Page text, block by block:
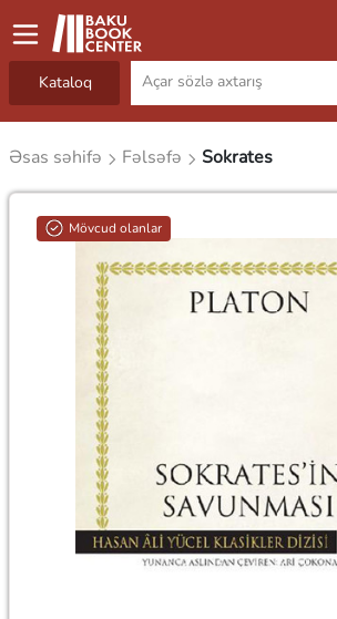
Kataloq
Əsas səhifə Fəlsəfə Sokrates
Mövcud olanlar